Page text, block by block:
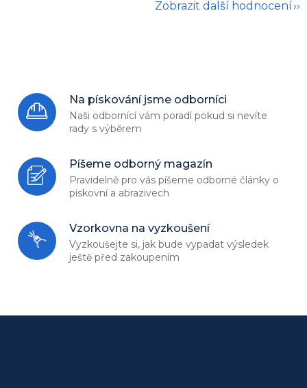
Zobrazit další hodnocení
Na pískování jsme odborníci
Naši odbornící vám poradí pokud si nevíte
rady s výběrem
Píšeme odborný magazín
Pravidelně pro vás píšeme odborné články o
pískovní a abrazivech
Vzorkovna na vyzkoušení
Vyzkoušejte si, jak bude vypadat výsledek
ještě před zakoupením